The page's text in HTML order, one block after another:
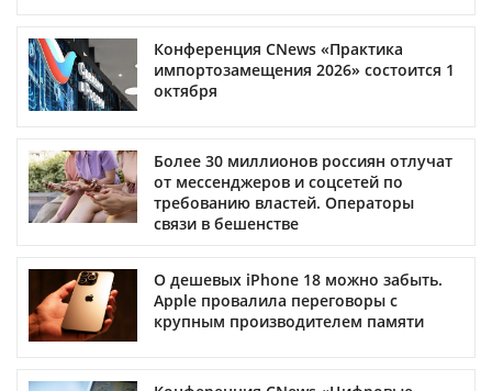
Конференция CNews «Практика
импортозамещения 2026» состоится 1
октября
Более 30 миллионов россиян отлучат
от мессенджеров и соцсетей по
требованию властей. Операторы
связи в бешенстве
О дешевых iPhone 18 можно забыть.
Apple провалила переговоры с
крупным производителем памяти